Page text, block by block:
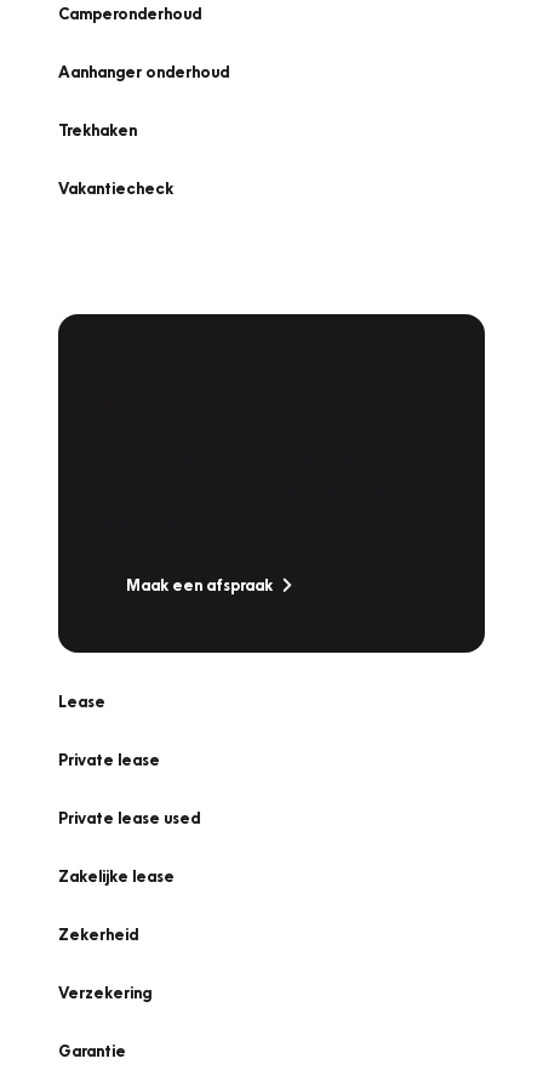
Camperonderhoud
Aanhanger onderhoud
Trekhaken
Vakantiecheck
Maak een afspraak
Lease
Private lease
Private lease used
Zakelijke lease
Zekerheid
Verzekering
Garantie